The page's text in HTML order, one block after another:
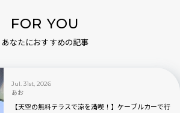
FOR YOU
あなたにおすすめの記事
Jul. 31st, 2026
あお
【天空の無料テラスで涼を満喫！】ケーブルカーで行